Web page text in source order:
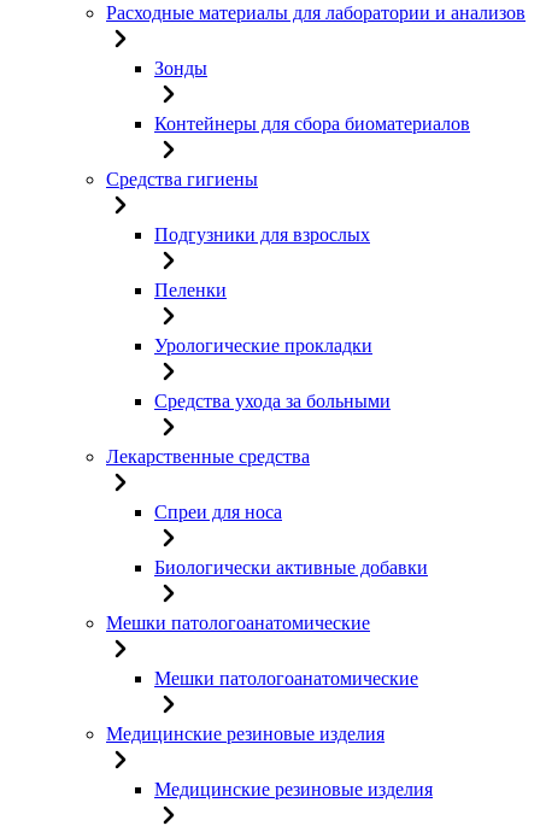
Расходные материалы для лаборатории и анализов
Зонды
Контейнеры для сбора биоматериалов
Средства гигиены
Подгузники для взрослых
Пеленки
Урологические прокладки
Средства ухода за больными
Лекарственные средства
Спреи для носа
Биологически активные добавки
Мешки патологоанатомические
Мешки патологоанатомические
Медицинские резиновые изделия
Медицинские резиновые изделия